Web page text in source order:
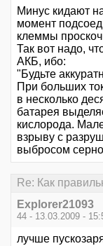
Минус кидают
момент
клеммы
Так вот надо,
АКБ, ибо:
"Будьте
При больших
в несколько
батарея
кислорода.
взрыву с
выбросом
Re: Как
Explorer21093
44 - 13.03.2009 -
лучше